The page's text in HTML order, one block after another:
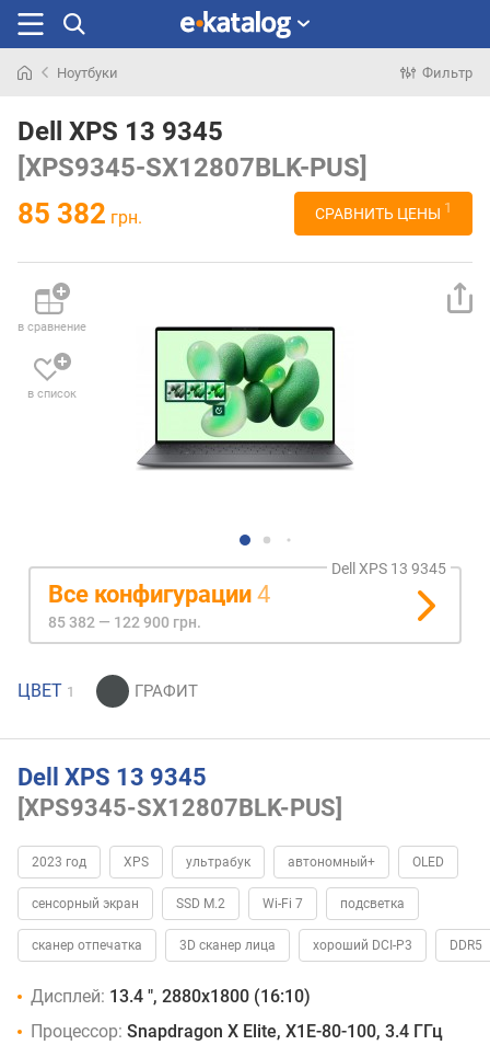
раньше
Ноутбуки Фильтр
Dell XPS 13 9345
[XPS9345-SX12807BLK-PUS]
85 382 грн. СРАВНИТЬ ЦЕНЫ 1
в сравнение
в список
Dell XPS 13 9345
Все конфигурации 4
85 382 — 122 900 грн.
ЦВЕТ 1
Dell XPS 13 9345
[XPS9345-SX12807BLK-PUS]
2023 год XPS ультрабук автономный+ OLED
сенсорный экран SSD M.2 Wi-Fi 7 подсветка
сканер отпечатка 3D сканер лица хороший DCI-P3 DDR5
Дисплей: 13.4 ", 2880x1800 (16:10)
Процессор: Snapdragon X Elite, X1E-80-100, 3.4 ГГц